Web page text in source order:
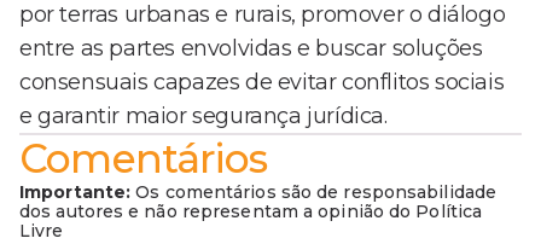
por terras urbanas e rurais, promover o diálogo
entre as partes envolvidas e buscar soluções
consensuais capazes de evitar conflitos sociais
e garantir maior segurança jurídica.
Comentários
Importante: Os comentários são de responsabilidade
dos autores e não representam a opinião do Política
Livre